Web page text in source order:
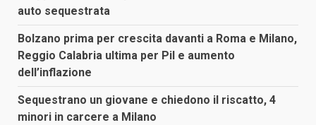
auto sequestrata
Bolzano prima per crescita davanti a Roma e Milano,
Reggio Calabria ultima per Pil e aumento
dell’inflazione
Sequestrano un giovane e chiedono il riscatto, 4
minori in carcere a Milano